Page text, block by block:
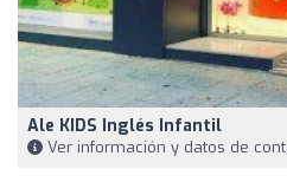
Ale KIDS Inglés Infantil
Ver información y datos de